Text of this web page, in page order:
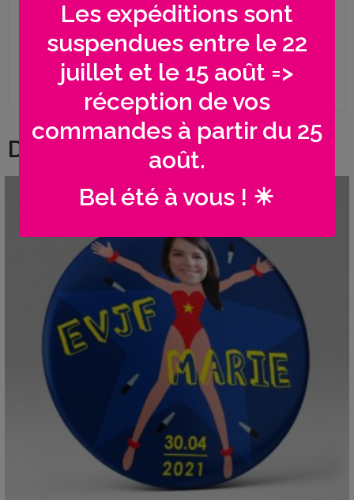
pas personnalisables
sauf indication contraire sur les fiches
produits
Dans le même genre...
Les expéditions sont
suspendues entre le 22
juillet et le 15 août =>
réception de vos
commandes à partir du 25
août.
Bel été à vous ! ☀